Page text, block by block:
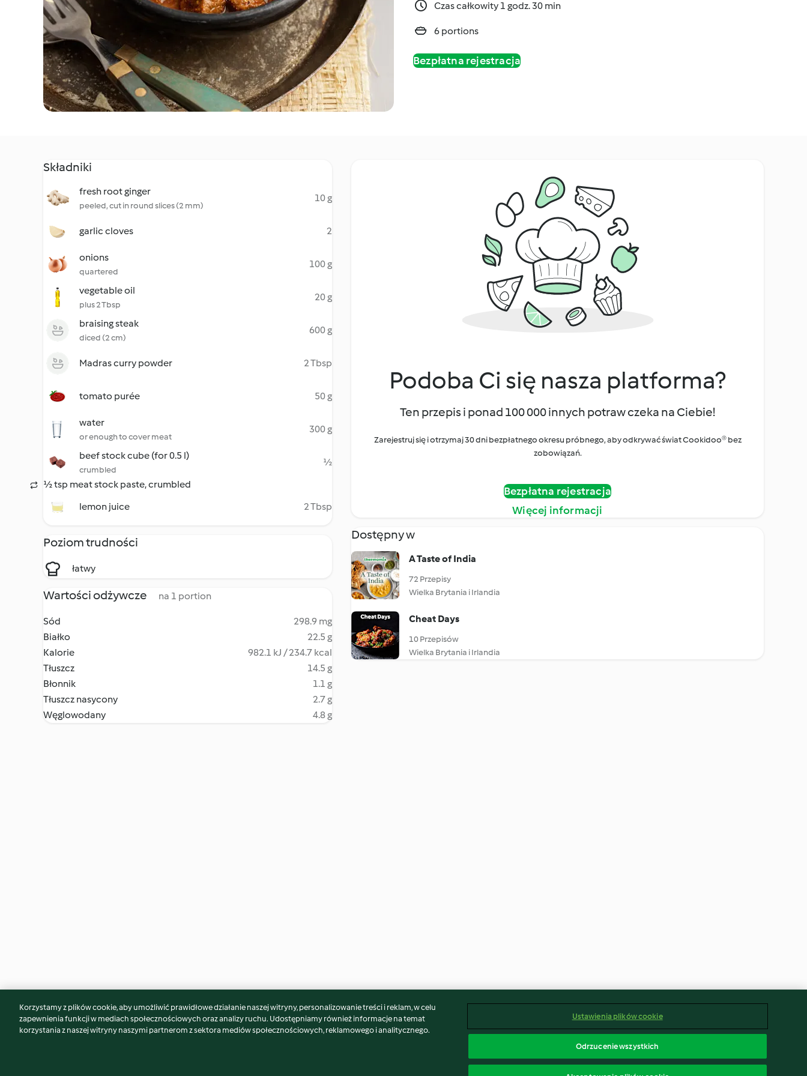
Czas całkowity 1 godz. 30 min
6 portions
Bezpłatna rejestracja
Składniki
fresh root ginger
peeled, cut in round slices (2 mm)
10 g
garlic cloves 2
onions
quartered
100 g
vegetable oil
plus 2 Tbsp
20 g
braising steak
diced (2 cm)
600 g
Madras curry powder 2 Tbsp
tomato purée 50 g
water
or enough to cover meat
300 g
beef stock cube (for 0.5 l)
crumbled
½
½ tsp meat stock paste, crumbled
lemon juice
2 Tbsp
Poziom trudności
łatwy
Wartości odżywcze na 1 portion
Sód
298.9 mg
Białko
22.5 g
Kalorie
982.1 kJ / 234.7 kcal
Tłuszcz
14.5 g
Błonnik
1.1 g
Tłuszcz nasycony
2.7 g
Węglowodany
4.8 g
Podoba Ci się nasza platforma?
Ten przepis i ponad 100 000 innych potraw czeka na Ciebie!
Zarejestruj się i otrzymaj 30 dni bezpłatnego okresu próbnego, aby odkrywać świat Cookidoo® bez
zobowiązań.
Bezpłatna rejestracja
Więcej informacji
Dostępny w
A Taste of India
72 Przepisy
Wielka Brytania i Irlandia
Cheat Days
10 Przepisów
Wielka Brytania i Irlandia
Może spodoba Ci się również...
Korzystamy z plików cookie, aby umożliwić prawidłowe działanie naszej witryny, personalizowanie treści i reklam, w celu
zapewnienia funkcji w mediach społecznościowych oraz analizy ruchu. Udostępniamy również informacje na temat
korzystania z naszej witryny naszymi partnerom z sektora mediów społecznościowych, reklamowego i analitycznego.
Ustawienia plików cookie
Odrzucenie wszystkich